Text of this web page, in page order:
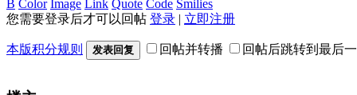
B Color Image Link Quote Code Smilies
您需要登录后才可以回帖 登录 | 立即注册
本版积分规则 发表回复 回帖并转播 回帖后跳转到最后